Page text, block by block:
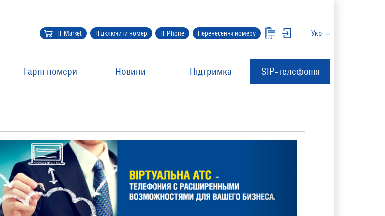
IT Market Підключити номер IT Phone Перенесення номеру Укр
Гарні номери Новини Підтримка SIP-телефонія